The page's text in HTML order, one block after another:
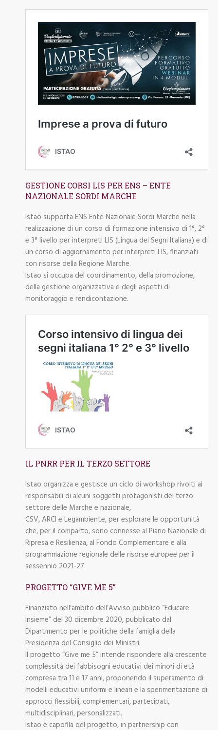
GESTIONE CORSI LIS PER ENS – ENTE
NAZIONALE SORDI MARCHE
Istao supporta ENS Ente Nazionale Sordi Marche nella
realizzazione di un corso di formazione intensivo di 1°, 2°
e 3° livello per interpreti LIS (Lingua dei Segni Italiana) e di
un corso di aggiornamento per interpreti LIS, finanziati
con risorse della Regione Marche.
Istao si occupa del coordinamento, della promozione,
della gestione organizzativa e degli aspetti di
monitoraggio e rendicontazione.
IL PNRR PER IL TERZO SETTORE
Istao organizza e gestisce un ciclo di workshop rivolti ai
responsabili di alcuni soggetti protagonisti del terzo
settore delle Marche e nazionale,
CSV, ARCI e Legambiente, per esplorare le opportunità
che, per il comparto, sono connesse al Piano Nazionale di
Ripresa e Resilienza, al Fondo Complementare e alla
programmazione regionale delle risorse europee per il
sessennio 2021-27.
PROGETTO “GIVE ME 5”
Finanziato nell’ambito dell’Avviso pubblico “Educare
Insieme” del 30 dicembre 2020, pubblicato dal
Dipartimento per le politiche della famiglia della
Presidenza del Consiglio dei Ministri.
Il progetto “Give me 5” intende rispondere alla crescente
complessità dei fabbisogni educativi dei minori di età
compresa tra 11 e 17 anni, proponendo il superamento di
modelli educativi uniformi e lineari e la sperimentazione di
approcci flessibili, complementari, partecipati,
multidisciplinari, personalizzati.
Istao è capofila del progetto, in partnership con